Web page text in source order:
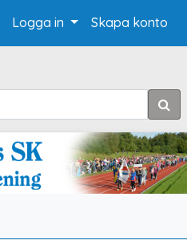
Logga in Skapa konto
Sök